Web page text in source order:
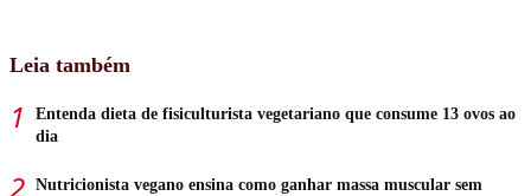
Leia também
Entenda dieta de fisiculturista vegetariano que consume 13 ovos ao
dia
Nutricionista vegano ensina como ganhar massa muscular sem